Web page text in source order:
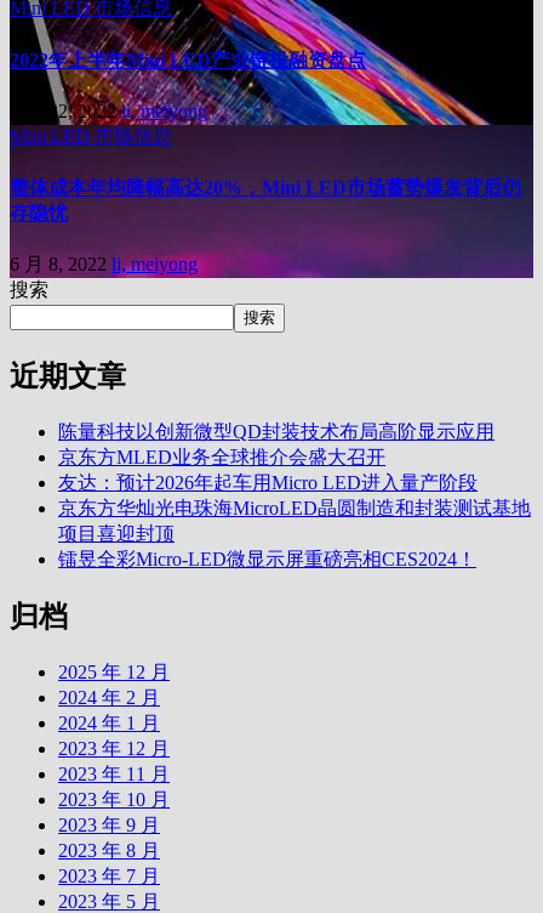
Mini LED市场信息
2022年上半年Mini LED产业链投融资盘点
6 月 22, 2022li, meiyong
Mini LED 市场信息
整体成本年均降幅高达20%，Mini LED市场蓄势爆发背后仍
存隐忧
6 月 8, 2022 li, meiyong
搜索
搜索
近期文章
陈量科技以创新微型QD封装技术布局高阶显示应用
京东方MLED业务全球推介会盛大召开
友达：预计2026年起车用Micro LED进入量产阶段
京东方华灿光电珠海MicroLED晶圆制造和封装测试基地
项目喜迎封顶
镭昱全彩Micro-LED微显示屏重磅亮相CES2024！
归档
2025 年 12 月
2024 年 2 月
2024 年 1 月
2023 年 12 月
2023 年 11 月
2023 年 10 月
2023 年 9 月
2023 年 8 月
2023 年 7 月
2023 年 5 月